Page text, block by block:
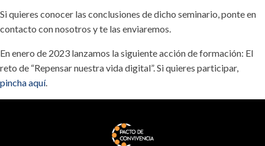
Si quieres conocer las conclusiones de dicho seminario, ponte en
contacto con nosotros y te las enviaremos.
En enero de 2023 lanzamos la siguiente acción de formación: El
reto de “Repensar nuestra vida digital”. Si quieres participar,
pincha aquí.